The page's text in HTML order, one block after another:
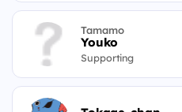
Tamamo
Youko
Supporting